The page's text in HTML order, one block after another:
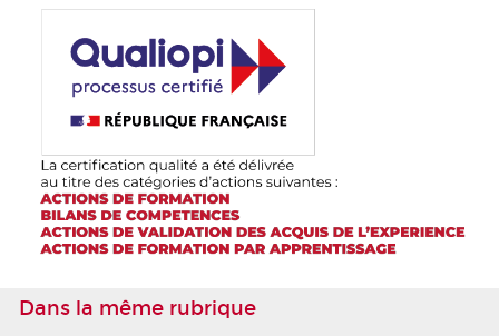
Dans la même rubrique